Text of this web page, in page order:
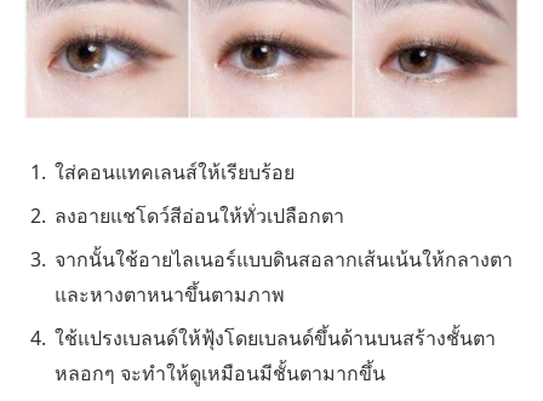
ใส่คอนแทคเลนส์ให้เรียบร้อย
ลงอายแชโดว์สีอ่อนให้ทั่วเปลือกตา
จากนั้นใช้อายไลเนอร์แบบดินสอลากเส้นเน้นให้กลางตา
และหางตาหนาขึ้นตามภาพ
ใช้แปรงเบลนด์ให้ฟุ้งโดยเบลนด์ขึ้นด้านบนสร้างชั้นตา
หลอกๆ จะทำให้ดูเหมือนมีชั้นตามากขึ้น